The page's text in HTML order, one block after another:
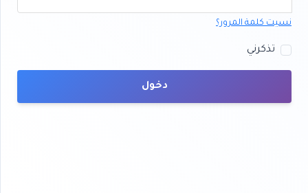
نسيت كلمة المرور؟
تذكرني
دخول